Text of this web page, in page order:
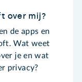
over mij?
de apps en
Wat weet
je en wat
privacy?